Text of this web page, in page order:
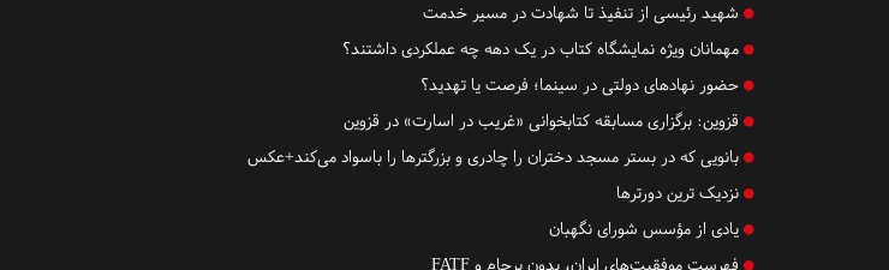
شهید رئیسی از تنفیذ تا شهادت در مسیر خدمت
مهمانان ویژه نمایشگاه کتاب در یک دهه چه عملکردی داشتند؟
حضور نهادهای دولتی در سینما؛ فرصت یا تهدید؟
قزوین: برگزاری مسابقه کتابخوانی «غریب در اسارت» در قزوین
بانویی که در بستر مسجد دختران را چادری و بزرگترها را باسواد می‌کند+عکس
نزدیک‌ ترین دورترها
یادی از مؤسس شورای نگهبان
فهرست موفقیت‌های ایران، بدون برجام و FATF